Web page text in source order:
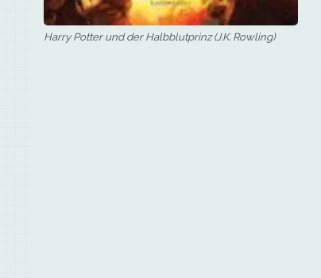
Harry Potter und der Halbblutprinz (J.K. Rowling)